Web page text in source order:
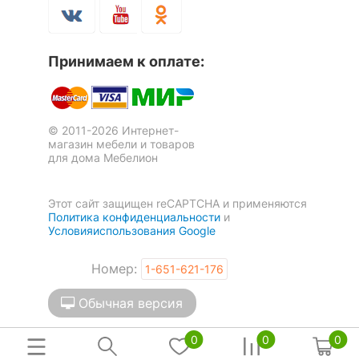
Принимаем к оплате:
© 2011-2026 Интернет-
магазин мебели и товаров
для дома Мебелион
Этот сайт защищен reCAPTCHA и применяются
Политика конфиденциальности и
Условияиспользования Google
Номер: 1-651-621-176
Обычная версия
0 0 0